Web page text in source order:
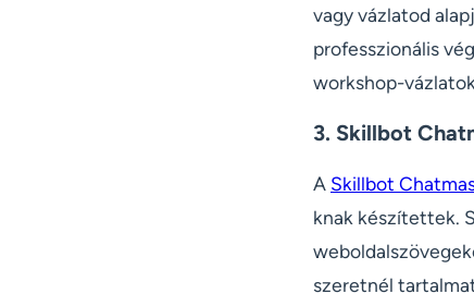
vagy vázlatod
professzionális
workshop-
3. Skillbot
A Skillbot
knak készítettek.
szeretnél